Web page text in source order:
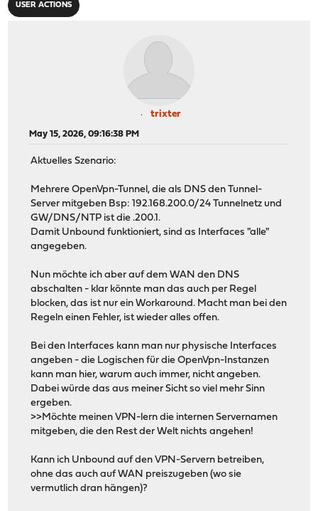
USER ACTIONS
trixter
May 15, 2026, 09:16:38 PM
Aktuelles Szenario:
Mehrere OpenVpn-Tunnel, die als DNS den Tunnel-
Server mitgeben Bsp: 192.168.200.0/24 Tunnelnetz und
GW/DNS/NTP ist die .200.1.
Damit Unbound funktioniert, sind as Interfaces "alle"
angegeben.
Nun möchte ich aber auf dem WAN den DNS
abschalten - klar könnte man das auch per Regel
blocken, das ist nur ein Workaround. Macht man bei den
Regeln einen Fehler, ist wieder alles offen.
Bei den Interfaces kann man nur physische Interfaces
angeben - die Logischen für die OpenVpn-Instanzen
kann man hier, warum auch immer, nicht angeben.
Dabei würde das aus meiner Sicht so viel mehr Sinn
ergeben.
>>Möchte meinen VPN-lern die internen Servernamen
mitgeben, die den Rest der Welt nichts angehen!
Kann ich Unbound auf den VPN-Servern betreiben,
ohne das auch auf WAN preiszugeben (wo sie
vermutlich dran hängen)?